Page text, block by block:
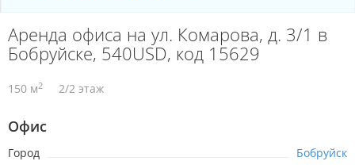
Аренда офиса на ул. Комарова, д. 3/1 в
Бобруйске, 540USD, код 15629
150 м2 2/2 этаж
Офис
Город
Бобруйск